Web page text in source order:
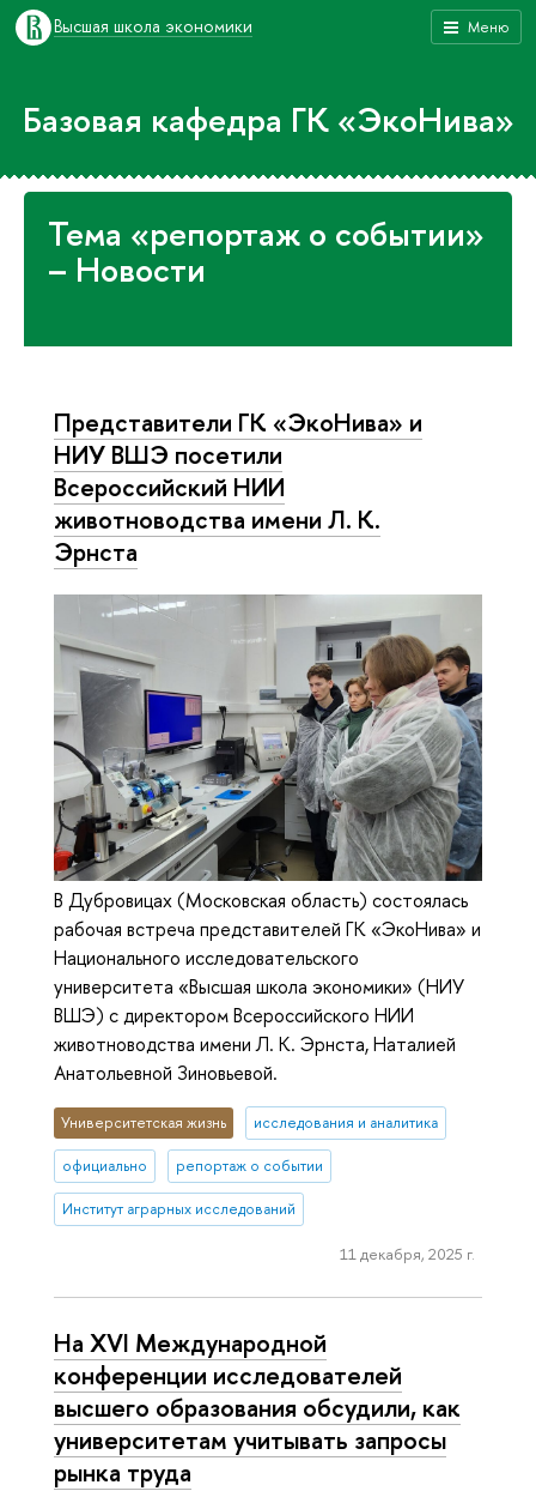
Меню
Высшая школа экономики
Базовая кафедра ГК «ЭкоНива»
Тема «репортаж о событии»
– Новости
Представители ГК «ЭкоНива» и
НИУ ВШЭ посетили
Всероссийский НИИ
животноводства имени Л. К.
Эрнста
В Дубровицах (Московская область) состоялась
рабочая встреча представителей ГК «ЭкоНива» и
Национального исследовательского
университета «Высшая школа экономики» (НИУ
ВШЭ) с директором Всероссийского НИИ
животноводства имени Л. К. Эрнста, Наталией
Анатольевной Зиновьевой.
Университетская жизнь исследования и аналитика
официально репортаж о событии
Институт аграрных исследований
11 декабря, 2025 г.
На XVI Международной
конференции исследователей
высшего образования обсудили, как
университетам учитывать запросы
рынка труда